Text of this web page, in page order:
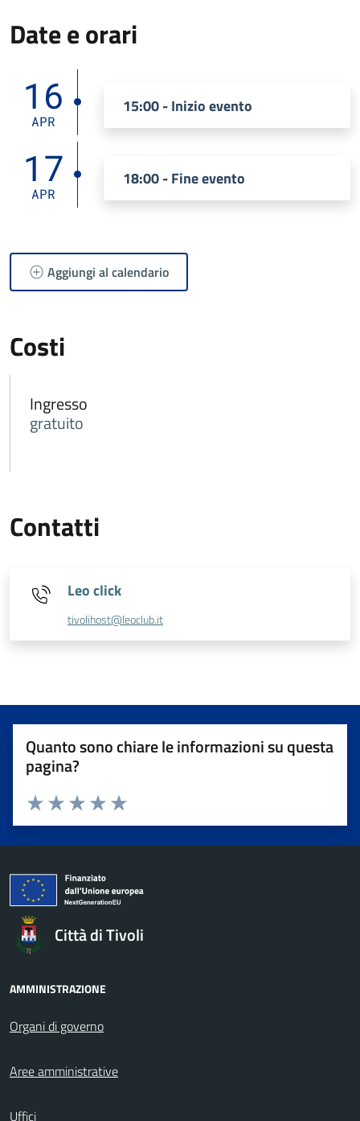
Date e orari
16
APR
15:00 - Inizio evento
17
APR
18:00 - Fine evento
Aggiungi al calendario
Costi
Ingresso
gratuito
Contatti
Leo click
tivolihost@leoclub.it
Quanto sono chiare le informazioni su questa
pagina?
Valuta da 1 a 5 stelle la pagina
Valuta 5 stelle su 5
Valuta 4 stelle su 5
Valuta 3 stelle su 5
Valuta 2 stelle su 5
Valuta 1 stelle su 5
Città di Tivoli
AMMINISTRAZIONE
Organi di governo
Aree amministrative
Uffici